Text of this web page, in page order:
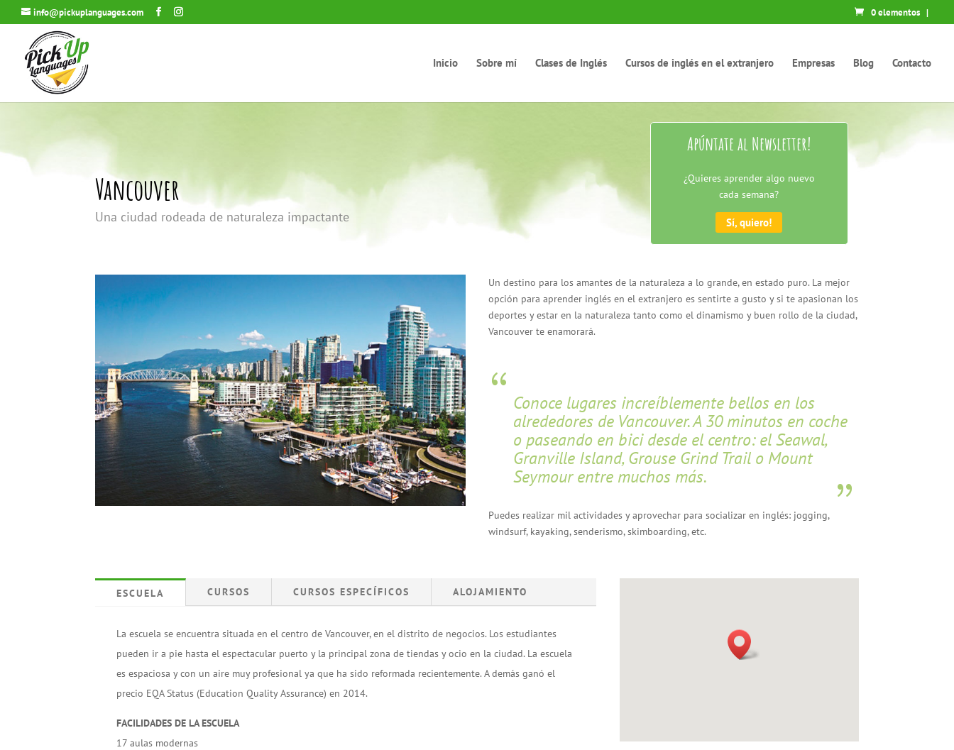
info@pickuplanguages.com 0 elementos |
Inicio Sobre mí Clases de Inglés Cursos de inglés en el extranjero Empresas Blog Contacto
Vancouver
Una ciudad rodeada de naturaleza impactante
Apúntate al Newsletter!
¿Quieres aprender algo nuevo
cada semana?
Sí, quiero!
Un destino para los amantes de la naturaleza a lo grande, en estado puro. La mejor
opción para aprender inglés en el extranjero es sentirte a gusto y si te apasionan los
deportes y estar en la naturaleza tanto como el dinamismo y buen rollo de la ciudad,
Vancouver te enamorará.
Conoce lugares increíblemente bellos en los
alrededores de Vancouver. A 30 minutos en coche
o paseando en bici desde el centro: el Seawal,
Granville Island, Grouse Grind Trail o Mount
Seymour entre muchos más.
Puedes realizar mil actividades y aprovechar para socializar en inglés: jogging,
windsurf, kayaking, senderismo, skimboarding, etc.
ESCUELA CURSOS CURSOS ESPECÍFICOS ALOJAMIENTO
La escuela se encuentra situada en el centro de Vancouver, en el distrito de negocios. Los estudiantes
pueden ir a pie hasta el espectacular puerto y la principal zona de tiendas y ocio en la ciudad. La escuela
es espaciosa y con un aire muy profesional ya que ha sido reformada recientemente. A demás ganó el
precio EQA Status (Education Quality Assurance) en 2014.
FACILIDADES DE LA ESCUELA
17 aulas modernas